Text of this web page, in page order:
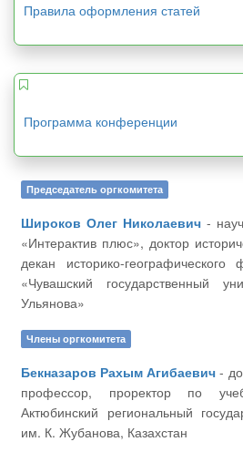
Правила оформления статей
Программа конференции
Председатель оргкомитета
Широков Олег Николаевич
«Интерактив плюс», доктор
декан историко-
«Чувашский государственный
Ульянова»
Члены оргкомитета
Бекназаров Рахым Агибаевич
профессор, проректор по
Актюбинский региональный
им. К. Жубанова, Казахстан